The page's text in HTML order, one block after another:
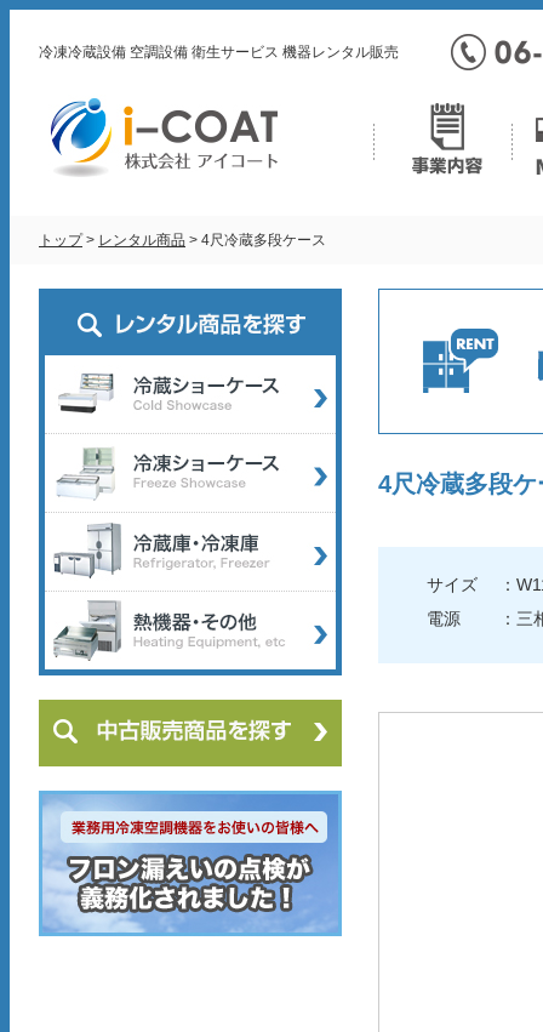
冷凍冷蔵設備 空調設備 衛生サービス 機器レンタル販売
トップ> レンタル商品 > 4尺冷蔵多段ケース
4尺冷蔵多段ケ
サイズ
：
電源
：三